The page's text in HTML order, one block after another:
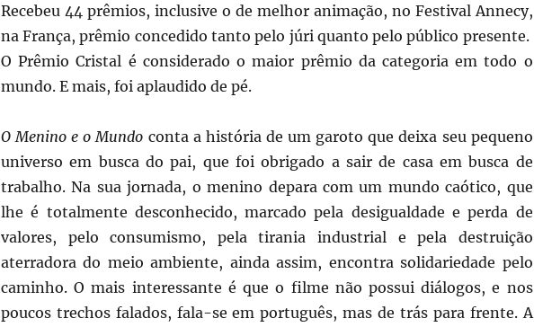
Recebeu 44 prêmios, inclusive o de melhor animação, no Festival Annecy,
na França, prêmio concedido tanto pelo júri quanto pelo público presente.
O Prêmio Cristal é considerado o maior prêmio da categoria em todo o
mundo. E mais, foi aplaudido de pé.
O Menino e o Mundo conta a história de um garoto que deixa seu pequeno
universo em busca do pai, que foi obrigado a sair de casa em busca de
trabalho. Na sua jornada, o menino depara com um mundo caótico, que
lhe é totalmente desconhecido, marcado pela desigualdade e perda de
valores, pelo consumismo, pela tirania industrial e pela destruição
aterradora do meio ambiente, ainda assim, encontra solidariedade pelo
caminho. O mais interessante é que o filme não possui diálogos, e nos
poucos trechos falados, fala-se em português, mas de trás para frente. A